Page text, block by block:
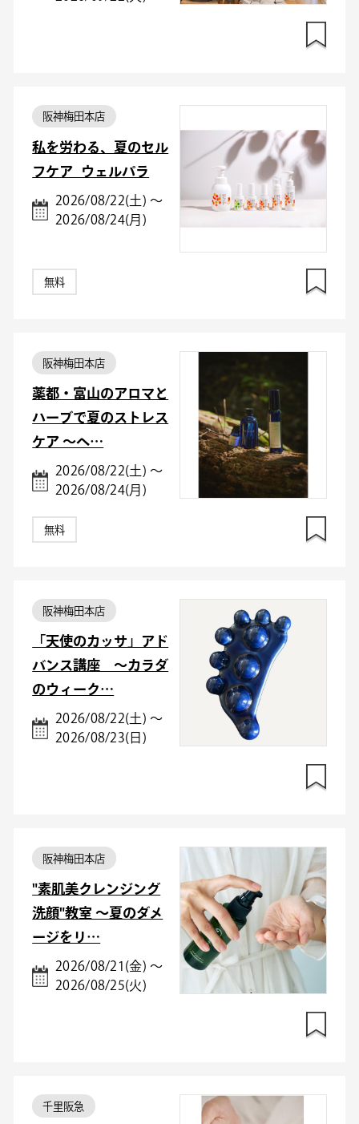
阪神梅田本店
私を労わる、夏のセル
フケア_ウェルパラ
2026/08/22(土) ～
2026/08/24(月)
無料
阪神梅田本店
薬都・富山のアロマと
ハーブで夏のストレス
ケア ～ヘ…
2026/08/22(土) ～
2026/08/24(月)
無料
阪神梅田本店
「天使のカッサ」アド
バンス講座 ～カラダ
のウィーク…
2026/08/22(土) ～
2026/08/23(日)
阪神梅田本店
"素肌美クレンジング
洗顔"教室 〜夏のダメ
ージをリ…
2026/08/21(金) ～
2026/08/25(火)
千里阪急